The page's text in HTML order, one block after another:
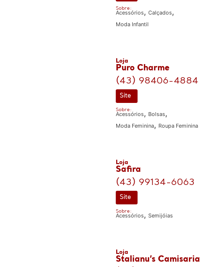
Sobre:
Acessórios, Calçados,
Moda Infantil
Loja
Puro Charme
(43) 98406-4884
Site
Sobre:
Acessórios, Bolsas,
Moda Feminina, Roupa Feminina
Loja
Safira
(43) 99134-6063
Site
Sobre:
Acessórios, Semijóias
Loja
Stalianu’s Camisaria